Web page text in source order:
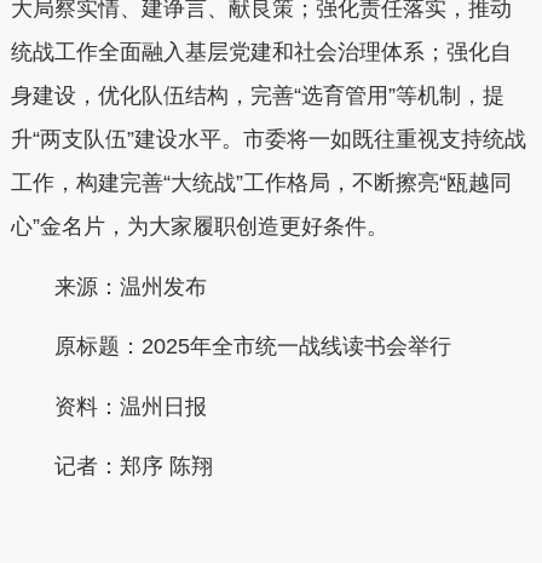
大局察实情、建诤言、献良策；强化责任落实，推动
统战工作全面融入基层党建和社会治理体系；强化自
身建设，优化队伍结构，完善“选育管用”等机制，提
升“两支队伍”建设水平。市委将一如既往重视支持统战
工作，构建完善“大统战”工作格局，不断擦亮“瓯越同
心”金名片，为大家履职创造更好条件。
来源：温州发布
原标题： 2025年全市统一战线读书会举行
资料：温州日报
记者：郑序 陈翔